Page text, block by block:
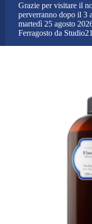
Grazie per visitare il
perverranno dopo il 3
martedì 25 agosto
Ferragosto da